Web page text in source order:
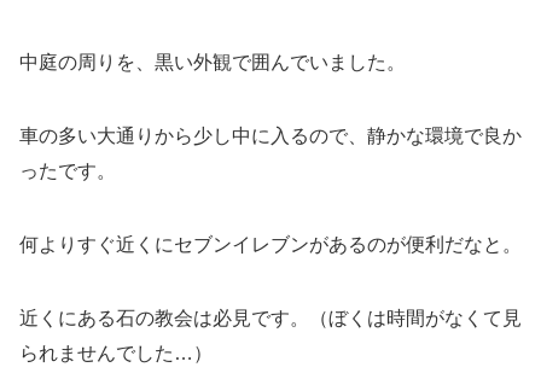
中庭の周りを、黒い外観で囲んでいました。
車の多い大通りから少し中に入るので、静かな環境で良か
ったです。
何よりすぐ近くにセブンイレブンがあるのが便利だなと。
近くにある石の教会は必見です。（ぼくは時間がなくて見
られませんでした…）